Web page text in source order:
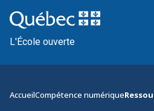
L'École ouverte
AccueilCompétence numérique